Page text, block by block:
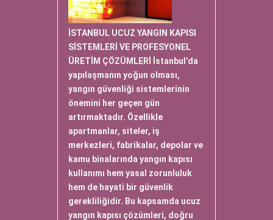
İSTANBUL UCUZ YANGIN KAPISI
SİSTEMLERİ VE PROFESYONEL
ÜRETİM ÇÖZÜMLERİ İstanbul’da
yapılaşmanın yoğun olması,
yangın güvenliği sistemlerinin
önemini her geçen gün
artırmaktadır. Özellikle
apartmanlar, siteler, iş
merkezleri, fabrikalar, depolar ve
kamu binalarında yangın kapısı
kullanımı hem yasal zorunluluk
hem de hayati bir güvenlik
gerekliliğidir. Bu kapsamda ucuz
yangın kapısı çözümleri, doğru